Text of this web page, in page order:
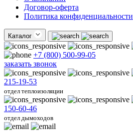
Договор-оферта
Политика конфиденциальности
Каталог
+7 (800) 500-99-05
заказать звонок
215-19-53
отдел теплоизоляции
150-60-46
отдел дымоходов